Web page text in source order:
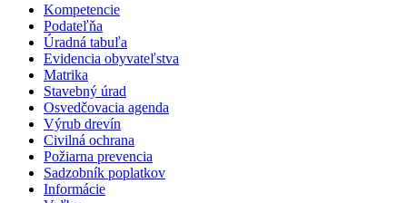
Kompetencie
Podateľňa
Úradná tabuľa
Evidencia obyvateľstva
Matrika
Stavebný úrad
Osvedčovacia agenda
Výrub drevín
Civilná ochrana
Požiarna prevencia
Sadzobník poplatkov
Informácie